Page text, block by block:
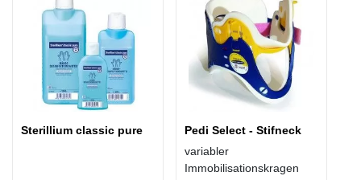
Sterillium classic pure
Pedi Select - Stifneck
variabler
Immobilisationskragen